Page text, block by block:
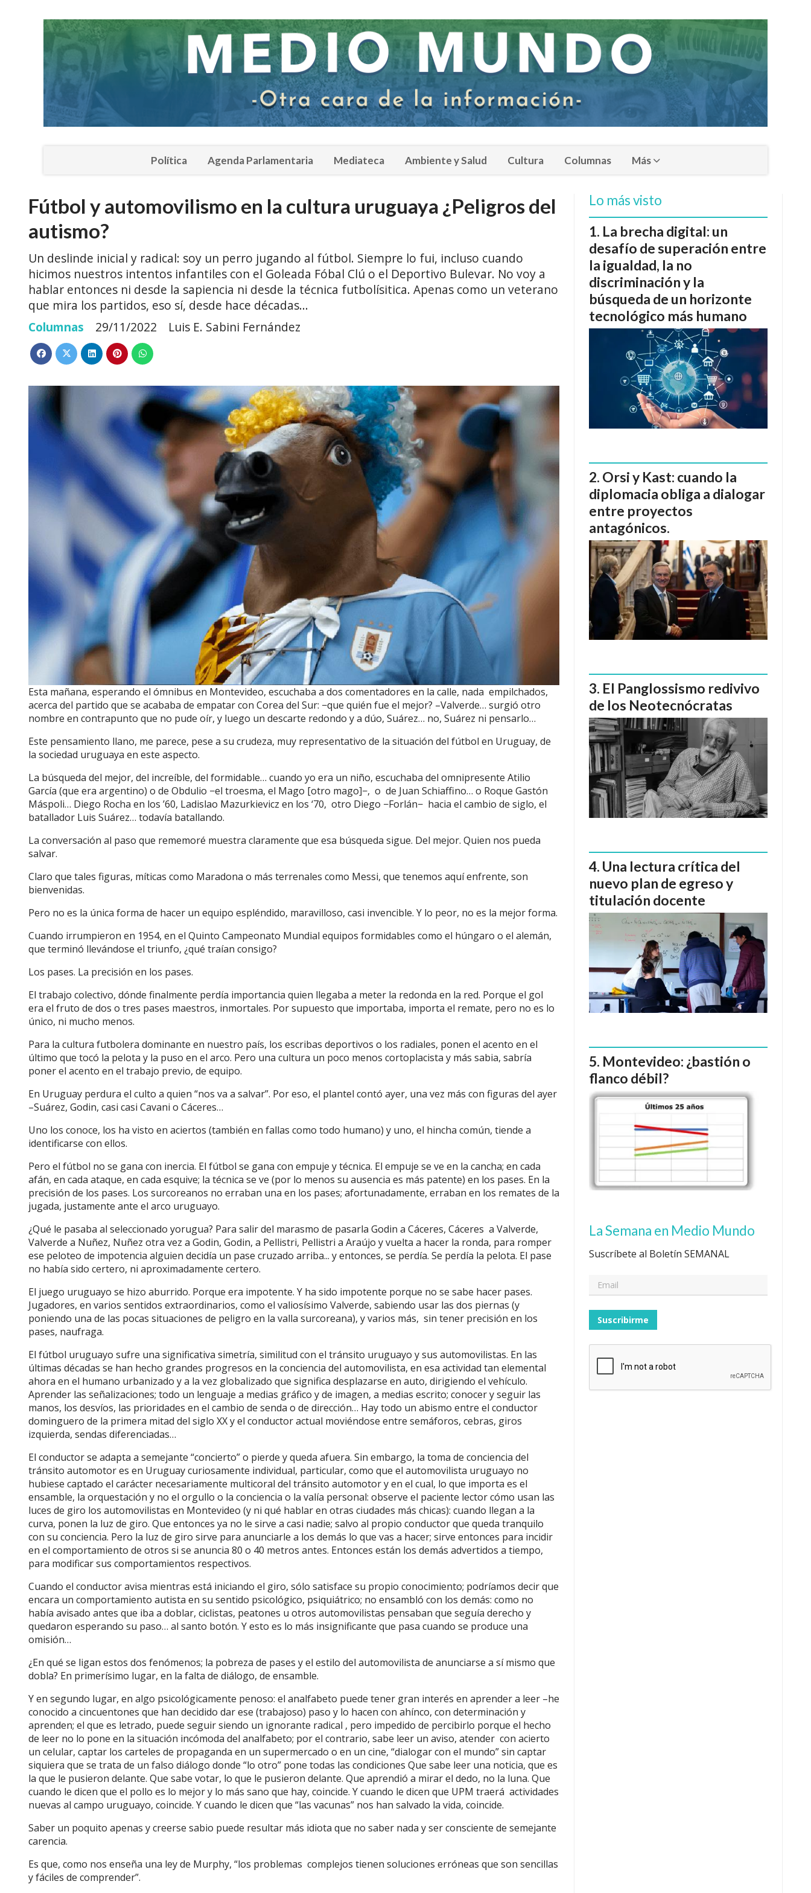
Política Agenda Parlamentaria Mediateca Ambiente y Salud Cultura Columnas Más
Fútbol y automovilismo en la cultura uruguaya ¿Peligros del
autismo?
Un deslinde inicial y radical: soy un perro jugando al fútbol. Siempre lo fui, incluso cuando
hicimos nuestros intentos infantiles con el Goleada Fóbal Clú o el Deportivo Bulevar. No voy a
hablar entonces ni desde la sapiencia ni desde la técnica futbolísitica. Apenas como un veterano
que mira los partidos, eso sí, desde hace décadas...
Columnas
29/11/2022 Luis E. Sabini Fernández
Esta mañana, esperando el ómnibus en Montevideo, escuchaba a dos comentadores en la calle, nada empilchados,
acerca del partido que se acababa de empatar con Corea del Sur: −que quién fue el mejor? –Valverde… surgió otro
nombre en contrapunto que no pude oír, y luego un descarte redondo y a dúo, Suárez… no, Suárez ni pensarlo…
Este pensamiento llano, me parece, pese a su crudeza, muy representativo de la situación del fútbol en Uruguay, de
la sociedad uruguaya en este aspecto.
La búsqueda del mejor, del increíble, del formidable… cuando yo era un niño, escuchaba del omnipresente Atilio
García (que era argentino) o de Obdulio −el troesma, el Mago [otro mago]−, o de Juan Schiaffino… o Roque Gastón
Máspoli… Diego Rocha en los ’60, Ladislao Mazurkievicz en los ‘70, otro Diego −Forlán− hacia el cambio de siglo, el
batallador Luis Suárez… todavía batallando.
La conversación al paso que rememoré muestra claramente que esa búsqueda sigue. Del mejor. Quien nos pueda
salvar.
Claro que tales figuras, míticas como Maradona o más terrenales como Messi, que tenemos aquí enfrente, son
bienvenidas.
Pero no es la única forma de hacer un equipo espléndido, maravilloso, casi invencible. Y lo peor, no es la mejor forma.
Cuando irrumpieron en 1954, en el Quinto Campeonato Mundial equipos formidables como el húngaro o el alemán,
que terminó llevándose el triunfo, ¿qué traían consigo?
Los pases. La precisión en los pases.
El trabajo colectivo, dónde finalmente perdía importancia quien llegaba a meter la redonda en la red. Porque el gol
era el fruto de dos o tres pases maestros, inmortales. Por supuesto que importaba, importa el remate, pero no es lo
único, ni mucho menos.
Para la cultura futbolera dominante en nuestro país, los escribas deportivos o los radiales, ponen el acento en el
último que tocó la pelota y la puso en el arco. Pero una cultura un poco menos cortoplacista y más sabia, sabría
poner el acento en el trabajo previo, de equipo.
En Uruguay perdura el culto a quien “nos va a salvar”. Por eso, el plantel contó ayer, una vez más con figuras del ayer
–Suárez, Godin, casi casi Cavani o Cáceres…
Uno los conoce, los ha visto en aciertos (también en fallas como todo humano) y uno, el hincha común, tiende a
identificarse con ellos.
Pero el fútbol no se gana con inercia. El fútbol se gana con empuje y técnica. El empuje se ve en la cancha; en cada
afán, en cada ataque, en cada esquive; la técnica se ve (por lo menos su ausencia es más patente) en los pases. En la
precisión de los pases. Los surcoreanos no erraban una en los pases; afortunadamente, erraban en los remates de la
jugada, justamente ante el arco uruguayo.
¿Qué le pasaba al seleccionado yorugua? Para salir del marasmo de pasarla Godin a Cáceres, Cáceres a Valverde,
Valverde a Nuñez, Nuñez otra vez a Godin, Godin, a Pellistri, Pellistri a Araújo y vuelta a hacer la ronda, para romper
ese peloteo de impotencia alguien decidía un pase cruzado arriba... y entonces, se perdía. Se perdía la pelota. El pase
no había sido certero, ni aproximadamente certero.
El juego uruguayo se hizo aburrido. Porque era impotente. Y ha sido impotente porque no se sabe hacer pases.
Jugadores, en varios sentidos extraordinarios, como el valiosísimo Valverde, sabiendo usar las dos piernas (y
poniendo una de las pocas situaciones de peligro en la valla surcoreana), y varios más, sin tener precisión en los
pases, naufraga.
El fútbol uruguayo sufre una significativa simetría, similitud con el tránsito uruguayo y sus automovilistas. En las
últimas décadas se han hecho grandes progresos en la conciencia del automovilista, en esa actividad tan elemental
ahora en el humano urbanizado y a la vez globalizado que significa desplazarse en auto, dirigiendo el vehículo.
Aprender las señalizaciones; todo un lenguaje a medias gráfico y de imagen, a medias escrito; conocer y seguir las
manos, los desvíos, las prioridades en el cambio de senda o de dirección… Hay todo un abismo entre el conductor
dominguero de la primera mitad del siglo XX y el conductor actual moviéndose entre semáforos, cebras, giros
izquierda, sendas diferenciadas…
El conductor se adapta a semejante “concierto” o pierde y queda afuera. Sin embargo, la toma de conciencia del
tránsito automotor es en Uruguay curiosamente individual, particular, como que el automovilista uruguayo no
hubiese captado el carácter necesariamente multicoral del tránsito automotor y en el cual, lo que importa es el
ensamble, la orquestación y no el orgullo o la conciencia o la valía personal: observe el paciente lector cómo usan las
luces de giro los automovilistas en Montevideo (y ni qué hablar en otras ciudades más chicas): cuando llegan a la
curva, ponen la luz de giro. Que entonces ya no le sirve a casi nadie; salvo al propio conductor que queda tranquilo
con su conciencia. Pero la luz de giro sirve para anunciarle a los demás lo que vas a hacer; sirve entonces para incidir
en el comportamiento de otros si se anuncia 80 o 40 metros antes. Entonces están los demás advertidos a tiempo,
para modificar sus comportamientos respectivos.
Cuando el conductor avisa mientras está iniciando el giro, sólo satisface su propio conocimiento; podríamos decir que
encara un comportamiento autista en su sentido psicológico, psiquiátrico; no ensambló con los demás: como no
había avisado antes que iba a doblar, ciclistas, peatones u otros automovilistas pensaban que seguía derecho y
quedaron esperando su paso… al santo botón. Y esto es lo más insignificante que pasa cuando se produce una
omisión…
¿En qué se ligan estos dos fenómenos; la pobreza de pases y el estilo del automovilista de anunciarse a sí mismo que
dobla? En primerísimo lugar, en la falta de diálogo, de ensamble.
Y en segundo lugar, en algo psicológicamente penoso: el analfabeto puede tener gran interés en aprender a leer –he
conocido a cincuentones que han decidido dar ese (trabajoso) paso y lo hacen con ahínco, con determinación y
aprenden; el que es letrado, puede seguir siendo un ignorante radical , pero impedido de percibirlo porque el hecho
de leer no lo pone en la situación incómoda del analfabeto; por el contrario, sabe leer un aviso, atender con acierto
un celular, captar los carteles de propaganda en un supermercado o en un cine, “dialogar con el mundo” sin captar
siquiera que se trata de un falso diálogo donde “lo otro” pone todas las condiciones Que sabe leer una noticia, que es
la que le pusieron delante. Que sabe votar, lo que le pusieron delante. Que aprendió a mirar el dedo, no la luna. Que
cuando le dicen que el pollo es lo mejor y lo más sano que hay, coincide. Y cuando le dicen que UPM traerá actividades
nuevas al campo uruguayo, coincide. Y cuando le dicen que “las vacunas” nos han salvado la vida, coincide.
Saber un poquito apenas y creerse sabio puede resultar más idiota que no saber nada y ser consciente de semejante
carencia.
Es que, como nos enseña una ley de Murphy, “los problemas complejos tienen soluciones erróneas que son sencillas
y fáciles de comprender”.
Lo más visto
La brecha digital: un
desafío de superación entre
la igualdad, la no
discriminación y la
búsqueda de un horizonte
tecnológico más humano
Orsi y Kast: cuando la
diplomacia obliga a dialogar
entre proyectos
antagónicos.
El Panglossismo redivivo
de los Neotecnócratas
Una lectura crítica del
nuevo plan de egreso y
titulación docente
Montevideo: ¿bastión o
flanco débil?
La Semana en Medio Mundo
Suscríbete al Boletín SEMANAL
Suscribirme